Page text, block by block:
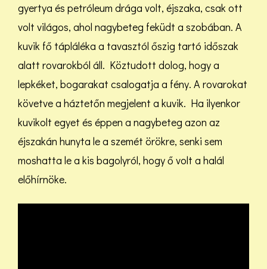
gyertya és petróleum drága volt, éjszaka, csak ott
volt világos, ahol nagybeteg feküdt a szobában. A
kuvik fő tápláléka a tavasztól őszig tartó időszak
alatt rovarokból áll. Köztudott dolog, hogy a
lepkéket, bogarakat csalogatja a fény. A rovarokat
követve a háztetőn megjelent a kuvik. Ha ilyenkor
kuvikolt egyet és éppen a nagybeteg azon az
éjszakán hunyta le a szemét örökre, senki sem
moshatta le a kis bagolyról, hogy ő volt a halál
előhírnöke.